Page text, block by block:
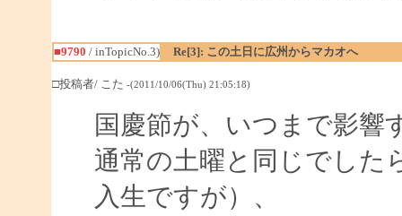
■9790 / inTopicNo.3) Re[3]: この土日に広州からマカオへ
□投稿者/ こた -(2011/10/06(Thu) 21:05:18)
国慶節が、いつまで影響
通常の土曜と同じでした
入生ですが）、